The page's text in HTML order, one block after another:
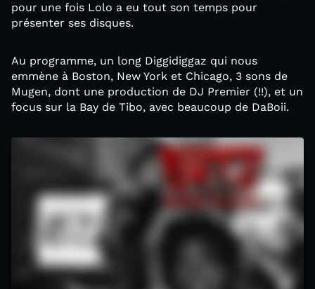
pour une fois Lolo a eu tout son temps pour
présenter ses disques.
Au programme, un long Diggidiggaz qui nous
emmène à Boston, New York et Chicago, 3 sons de
Mugen, dont une production de DJ Premier (!!), et un
focus sur la Bay de Tibo, avec beaucoup de DaBoii.